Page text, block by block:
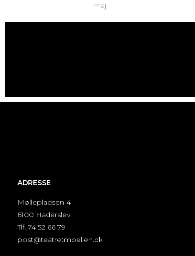
maj
ADRESSE
Møllepladsen 4
6100 Haderslev
Tlf. 74 52 66 79
post@teatretmoellen.dk